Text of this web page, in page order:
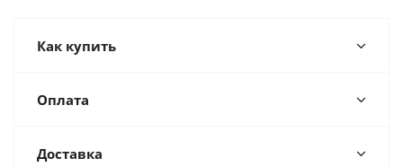
Как купить
Оплата
Доставка